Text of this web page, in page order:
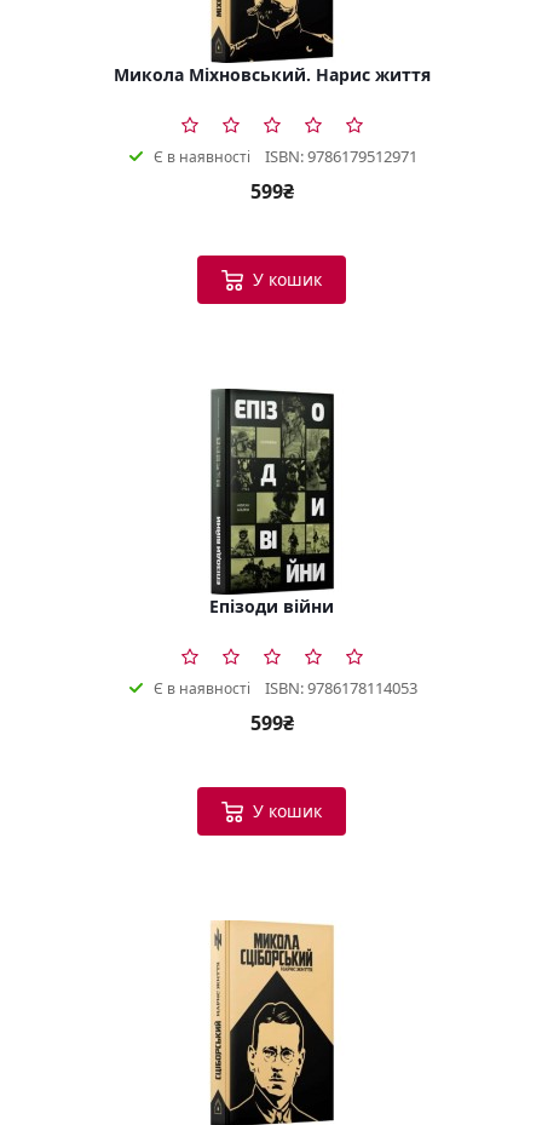
Микола Міхновський. Нарис життя
Є в наявності ISBN: 9786179512971
599₴
У кошик
Епізоди війни
Є в наявності ISBN: 9786178114053
599₴
У кошик